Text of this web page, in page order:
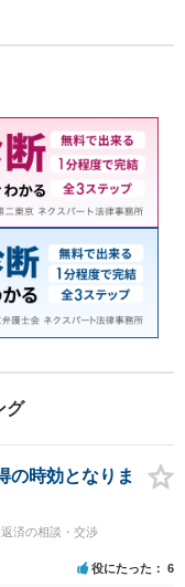
グ
の時効となりま
済の相談・交渉
役にたった 6